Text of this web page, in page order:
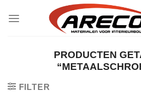
naar
PRODUCTEN
FILTER